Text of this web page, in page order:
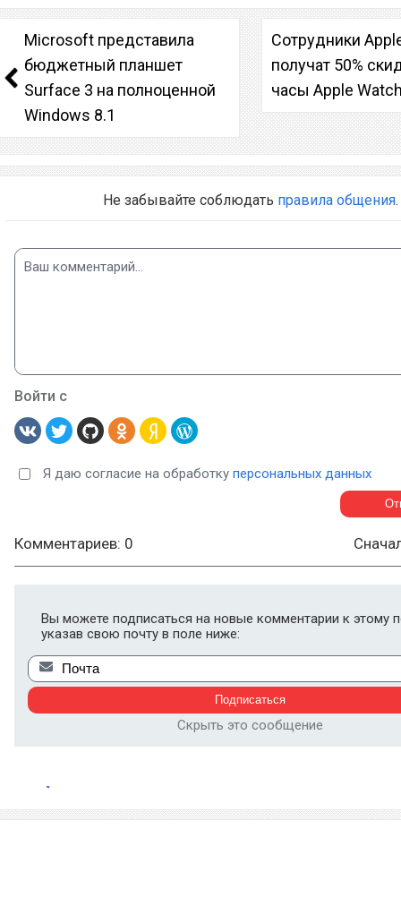
Microsoft представила
бюджетный планшет
Surface 3 на полноценной
Windows 8.1
Сотрудники
получат 50%
часы Apple
Не забывайте соблюдать правила общения.
Войти с
Я даю согласие на обработку персональных данных
Комментариев: 0
Вы можете подписаться на новые комментарии к этому
указав свою почту в поле ниже:
Скрыть это сообщение